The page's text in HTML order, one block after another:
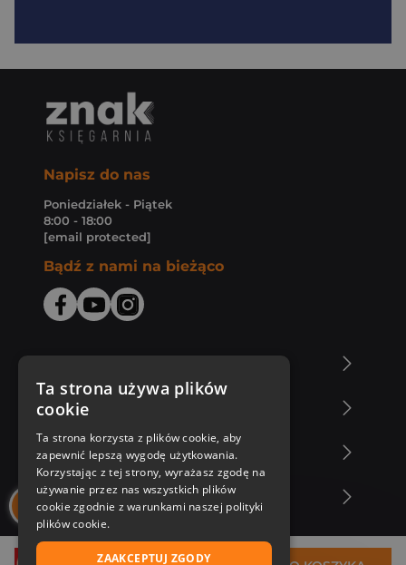
Napisz do nas
Poniedziałek - Piątek
8:00 - 18:00
[email protected]
Bądź z nami na bieżąco
Zakupy u nas
Nasza oferta
Nasi autorzy
Ta strona używa plików
cookie
Ta strona korzysta z plików cookie, aby
zapewnić lepszą wygodę użytkowania.
Korzystając z tej strony, wyrażasz zgodę na
używanie przez nas wszystkich plików
cookie zgodnie z warunkami naszej polityki
plików cookie.
ZAAKCEPTUJ ZGODY